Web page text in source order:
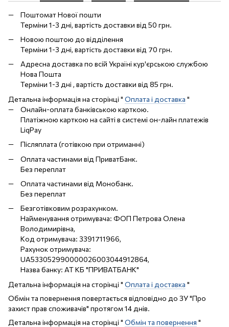
Поштомат Нової пошти
Терміни 1-3 дні, вартість доставки від 50 грн.
Новою поштою до відділення
Терміни 1-3 дні, вартість доставки від 70 грн.
Адресна доставка по всій Україні кур'єрською службою
Нова Пошта
Терміни 1-3 дні , вартість доставки від 85 грн.
Детальна інформація на сторінці " Оплата і доставка "
Онлайн-оплата банківською карткою.
Платіжною карткою на сайті в системі он-лайн платежів
LiqPay
Післяплата (готівкою при отриманні)
Оплата частинами від ПриватБанк.
Без переплат
Оплата частинами від Монобанк.
Без переплат
Безготівковим розрахунком.
Найменування отримувача: ФОП Петрова Олена
Володимирівна,
Код отримувача: 3391711966,
Рахунок отримувача:
UA533052990000026003044912864,
Назва банку: АТ КБ "ПРИВАТБАНК"
Детальна інформація на сторінці " Оплата і доставка "
Обмін та повернення повертається відповідно до ЗУ "Про
захист прав споживачів" протягом 14 днів.
Детальна інформація на сторінці " Обмін та повернення "